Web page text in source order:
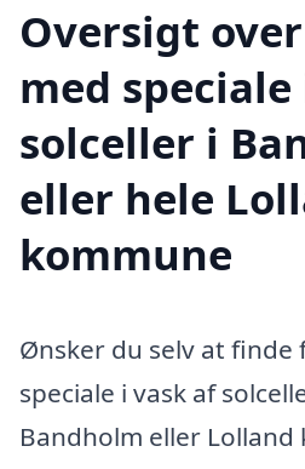
Oversigt
med
solceller i
eller hele
kommune
Ønsker du selv at finde
speciale i vask af
Bandholm eller Lolland